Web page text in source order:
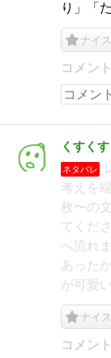
り」「
ナイス
コメン
くすくす
ネタバレ
考えを
枚〜の
てくだ
へ流れ
あった
が可愛い
ナイス
コメン